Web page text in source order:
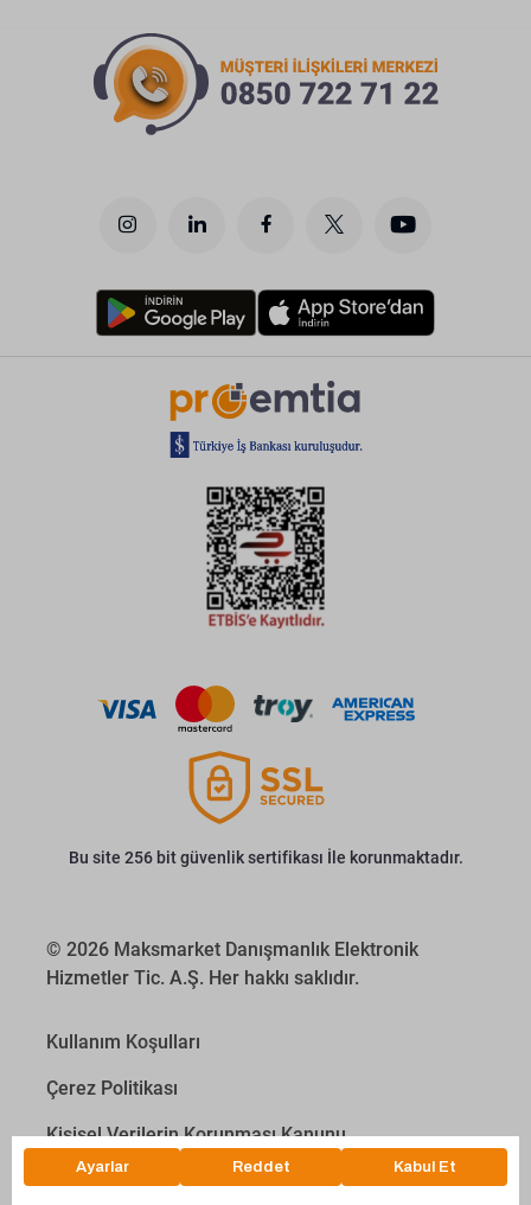
Bu site 256 bit güvenlik sertifikası İle korunmaktadır.
© 2026 Maksmarket Danışmanlık Elektronik
Hizmetler Tic. A.Ş. Her hakkı saklıdır.
Kullanım Koşulları
Çerez Politikası
Kişisel Verilerin Korunması Kanunu
İletişim Aydınlatma Metni